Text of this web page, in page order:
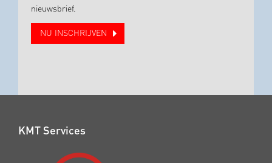
nieuwsbrief.
NU INSCHRIJVEN
KMT Services